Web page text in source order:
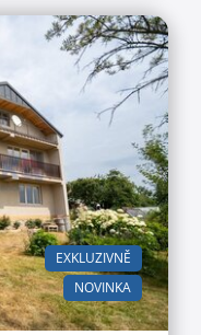
NOVINKA
EXKLUZIVNĚ